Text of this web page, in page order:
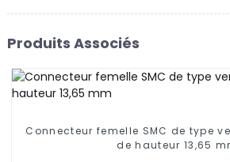
Produits Associés
Connecteur femelle SMC de type
de hauteur 13,65